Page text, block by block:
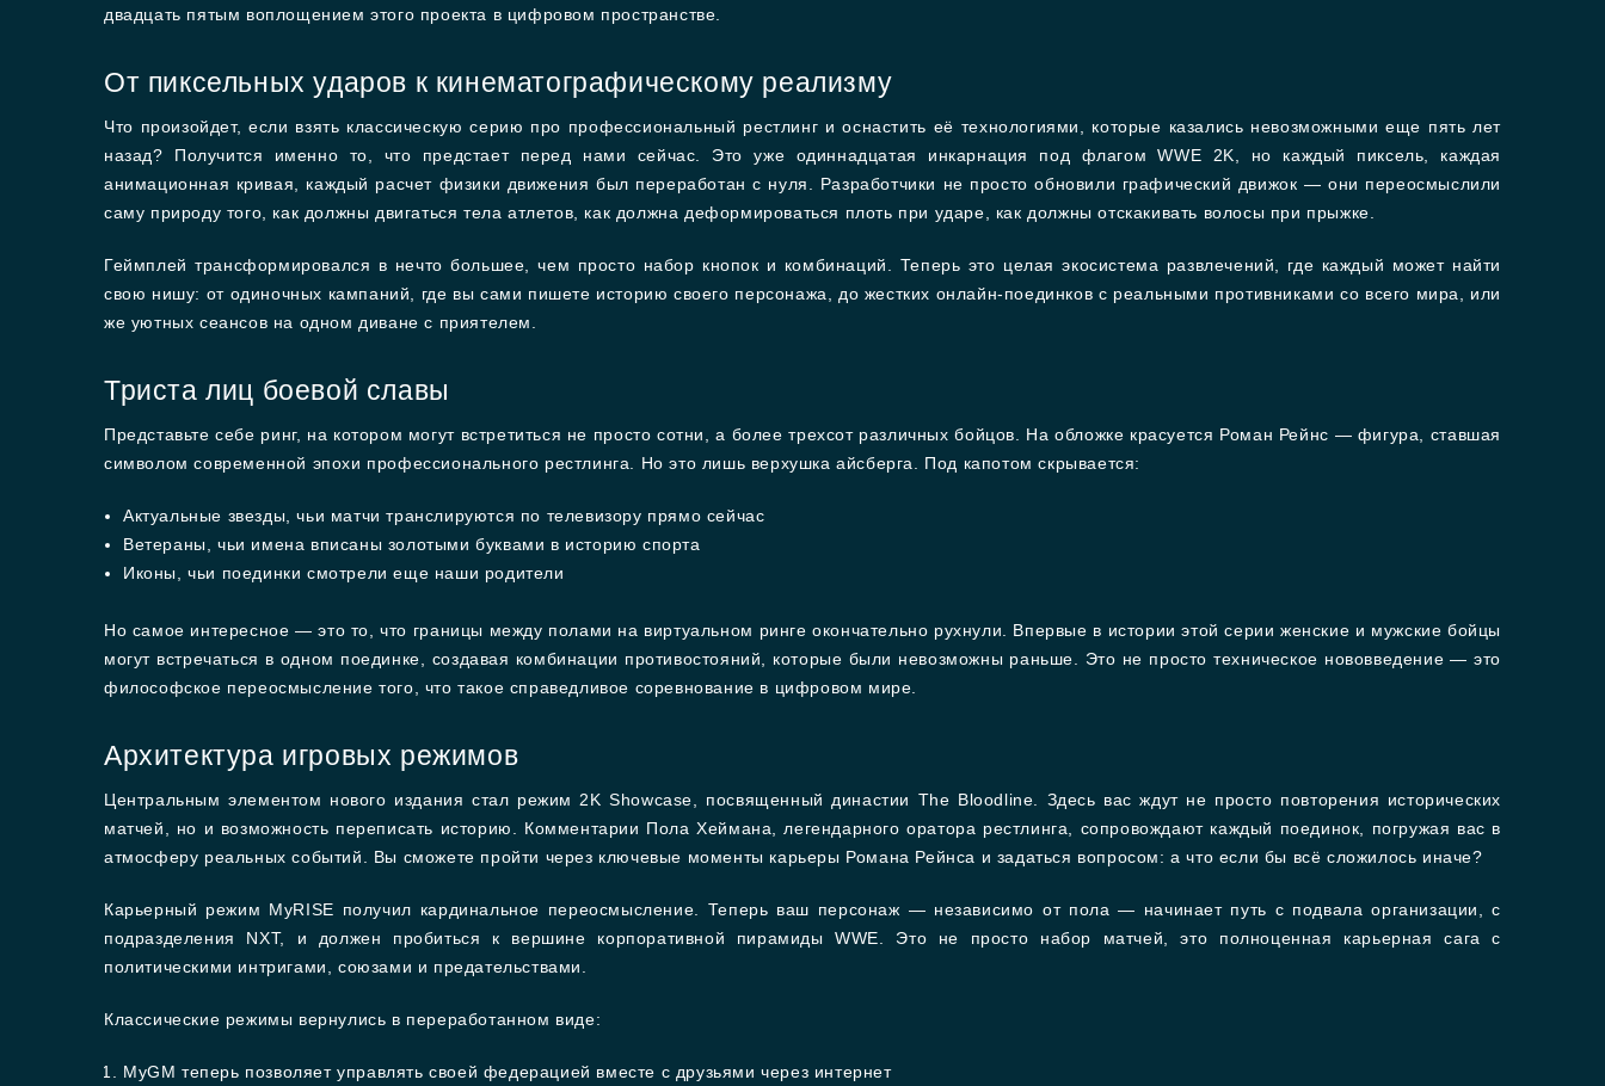
двадцать пятым воплощением этого проекта в цифровом пространстве.
От пиксельных ударов к кинематографическому реализму
Что произойдет, если взять классическую серию про профессиональный рестлинг и оснастить её технологиями, которые казались невозможными еще пять лет
назад? Получится именно то, что предстает перед нами сейчас. Это уже одиннадцатая инкарнация под флагом WWE 2K, но каждый пиксель, каждая
анимационная кривая, каждый расчет физики движения был переработан с нуля. Разработчики не просто обновили графический движок — они переосмыслили
саму природу того, как должны двигаться тела атлетов, как должна деформироваться плоть при ударе, как должны отскакивать волосы при прыжке.
Геймплей трансформировался в нечто большее, чем просто набор кнопок и комбинаций. Теперь это целая экосистема развлечений, где каждый может найти
свою нишу: от одиночных кампаний, где вы сами пишете историю своего персонажа, до жестких онлайн-поединков с реальными противниками со всего мира, или
же уютных сеансов на одном диване с приятелем.
Триста лиц боевой славы
Представьте себе ринг, на котором могут встретиться не просто сотни, а более трехсот различных бойцов. На обложке красуется Роман Рейнс — фигура, ставшая
символом современной эпохи профессионального рестлинга. Но это лишь верхушка айсберга. Под капотом скрывается:
Актуальные звезды, чьи матчи транслируются по телевизору прямо сейчас
Ветераны, чьи имена вписаны золотыми буквами в историю спорта
Иконы, чьи поединки смотрели еще наши родители
Но самое интересное — это то, что границы между полами на виртуальном ринге окончательно рухнули. Впервые в истории этой серии женские и мужские бойцы
могут встречаться в одном поединке, создавая комбинации противостояний, которые были невозможны раньше. Это не просто техническое нововведение — это
философское переосмысление того, что такое справедливое соревнование в цифровом мире.
Архитектура игровых режимов
Центральным элементом нового издания стал режим 2K Showcase, посвященный династии The Bloodline. Здесь вас ждут не просто повторения исторических
матчей, но и возможность переписать историю. Комментарии Пола Хеймана, легендарного оратора рестлинга, сопровождают каждый поединок, погружая вас в
атмосферу реальных событий. Вы сможете пройти через ключевые моменты карьеры Романа Рейнса и задаться вопросом: а что если бы всё сложилось иначе?
Карьерный режим MyRISE получил кардинальное переосмысление. Теперь ваш персонаж — независимо от пола — начинает путь с подвала организации, с
подразделения NXT, и должен пробиться к вершине корпоративной пирамиды WWE. Это не просто набор матчей, это полноценная карьерная сага с
политическими интригами, союзами и предательствами.
Классические режимы вернулись в переработанном виде:
MyGM теперь позволяет управлять своей федерацией вместе с друзьями через интернет